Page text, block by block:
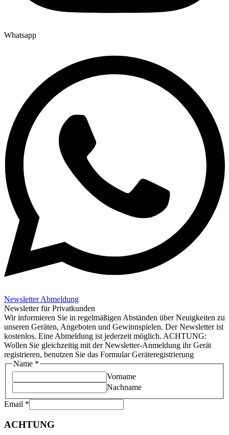
Whatsapp
Newsletter Abmeldung
Newsletter für Privatkunden
Wir informieren Sie in regelmäßigen Abständen über Neuigkeiten zu
unseren Geräten, Angeboten und Gewinnspielen. Der Newsletter ist
kostenlos. Eine Abmeldung ist jederzeit möglich. ACHTUNG:
Wollen Sie gleichzeitig mit der Newsletter-Anmeldung ihr Gerät
registrieren, benutzen Sie das Formular Geräteregistrierung
Name *
Vorname
Nachname
Email *
ACHTUNG